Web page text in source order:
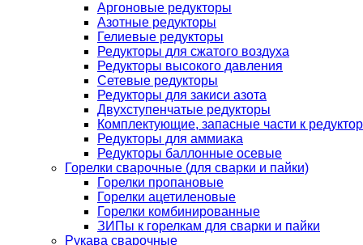
Аргоновые редукторы
Азотные редукторы
Гелиевые редукторы
Редукторы для сжатого воздуха
Редукторы высокого давления
Сетевые редукторы
Редукторы для закиси азота
Двухступенчатые редукторы
Комплектующие, запасные части к
Редукторы для аммиака
Редукторы баллонные осевые
Горелки сварочные (для сварки и пайки)
Горелки пропановые
Горелки ацетиленовые
Горелки комбинированные
ЗИПы к горелкам для сварки и пайки
Рукава сварочные